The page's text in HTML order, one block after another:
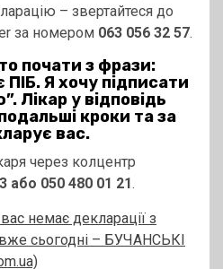
– звертайтеся до
за номером 063 056 32 57.
почати з фрази:
Я хочу підписати
Лікар у відповідь
кроки та за
вас.
через колцентр
або 050 480 01 21.
немає декларації з
сьогодні – БУЧАНСЬКІ